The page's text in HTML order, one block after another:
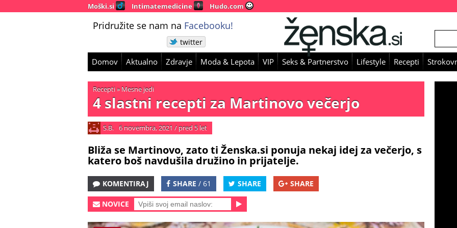
Moški.si Intimatemedicine Hudo.com
Pridružite se nam na Facebooku!
twitter
Domov Aktualno Zdravje Moda & Lepota VIP Seks & Partnerstvo Lifestyle Recepti
Recepti» Mesne jedi
4 slastni recepti za Martinovo večerjo
S.B. 6 novembra, 2021 / pred 5 let
Bliža se Martinovo, zato ti Ženska.si ponuja nekaj idej za večerjo, s
katero boš navdušila družino in prijatelje.
KOMENTIRAJ SHARE / 61 SHARE SHARE
NOVICE